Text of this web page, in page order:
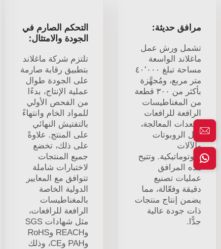
مرافق حديثة:
تشمل ورش عمل
ماغلاند الواسعة
مساحة تبلغ ٤٠٬٠٠٠
متر مربع، ومُجهَّزة
بأكثر من ٣٠٠ قطعة
من المغناطيسات
الرافعة للرافعات
ومعدات المعالجة،
مثل الروبوتات
والآلات
الأوتوماتيكية. وتتيح
هذه المرافق
عمليات تصنيع
دقيقة وفعّالة، مما
يضمن إنتاج منتجات
ذات جودة عالية
جدًّا.
التحكم الصارم في
الجودة والامتثال:
تلتزم شركة ماغلاند
بتطبيق رقابة صارمة
على الجودة طوال
عملية الإنتاج، بدءًا
من الفحص الأولي
للمواد الخام وانتهاءً
بالتفتيش النهائي
على المنتج. علاوةً
على ذلك، تخضع
جميع المنتجات
لاختبارات شاملة
تتوافق مع المعايير
الدولية الخاصة
بالمغناطيسات
الرافعة للرافعات،
مثل شهادات SGS
وREACH وRoHS
وPAH وCE، وذلك